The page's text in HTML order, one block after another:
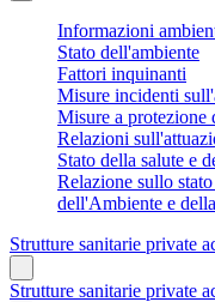
Informazioni
Stato dell'ambiente
Fattori inquinanti
Misure incidenti
Misure a protezione
Relazioni
Stato della salute e
Relazione sullo
dell'Ambiente e
Strutture sanitarie private
Strutture sanitarie private